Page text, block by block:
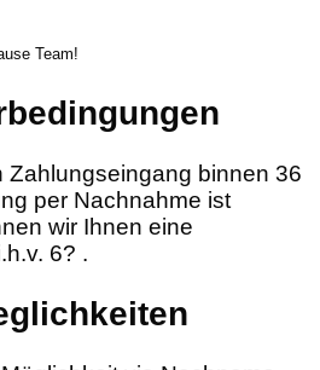
Team!
Zahlungseingang binnen 36
per Nachnahme ist
wir Ihnen eine
6? .